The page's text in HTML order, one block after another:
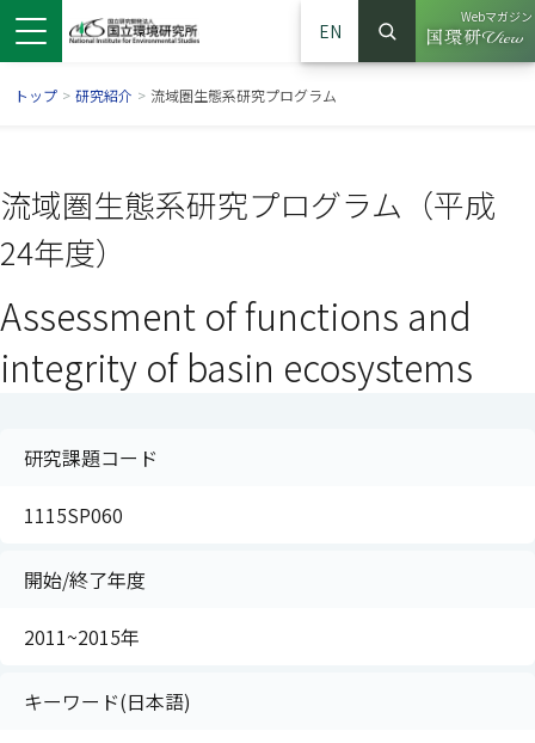
EN
サイト内検索
検索
Webマガジン
（別ウイ
トップ > 研究紹介 > 流域圏生態系研究プログラム
流域圏生態系研究プログラム（平成
24年度）
Assessment of functions and
integrity of basin ecosystems
研究課題コード
1115SP060
開始/終了年度
2011~2015年
キーワード(日本語)